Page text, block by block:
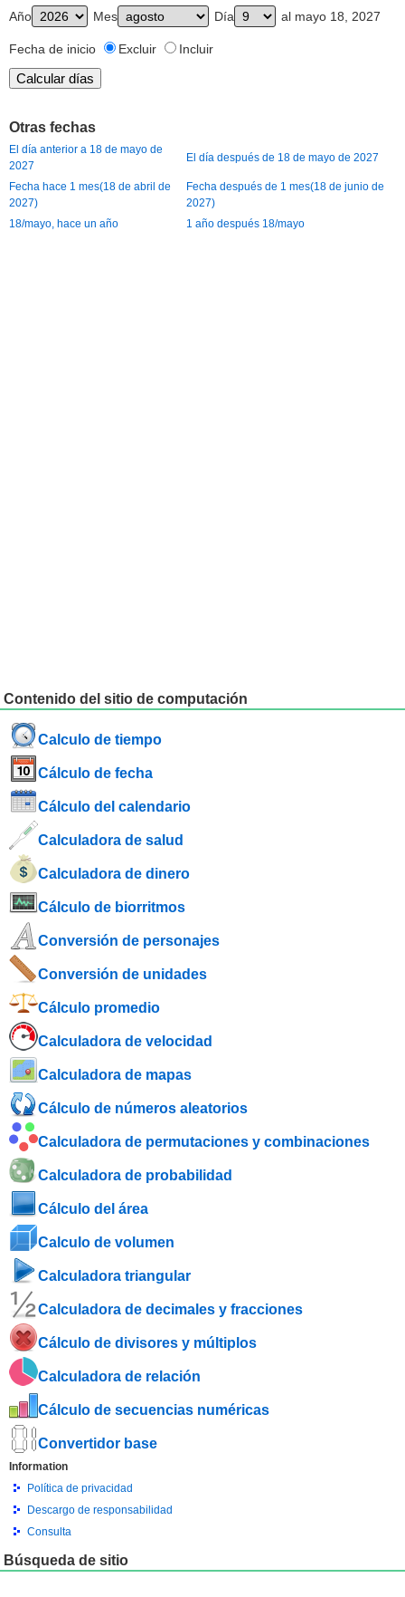
Año Mes Día al mayo 18, 2027
Fecha de inicio Excluir Incluir
Otras fechas
El día anterior a 18 de mayo de
2027
El día después de 18 de mayo de 2027
Fecha hace 1 mes(18 de abril de
2027)
Fecha después de 1 mes(18 de junio de
2027)
18/mayo, hace un año
1 año después 18/mayo
Contenido del sitio de computación
Calculo de tiempo
Cálculo de fecha
Cálculo del calendario
Calculadora de salud
Calculadora de dinero
Cálculo de biorritmos
Conversión de personajes
Conversión de unidades
Cálculo promedio
Calculadora de velocidad
Calculadora de mapas
Cálculo de números aleatorios
Calculadora de permutaciones y combinaciones
Calculadora de probabilidad
Cálculo del área
Calculo de volumen
Calculadora triangular
Calculadora de decimales y fracciones
Cálculo de divisores y múltiplos
Calculadora de relación
Cálculo de secuencias numéricas
Convertidor base
Information
Política de privacidad
Descargo de responsabilidad
Consulta
Búsqueda de sitio